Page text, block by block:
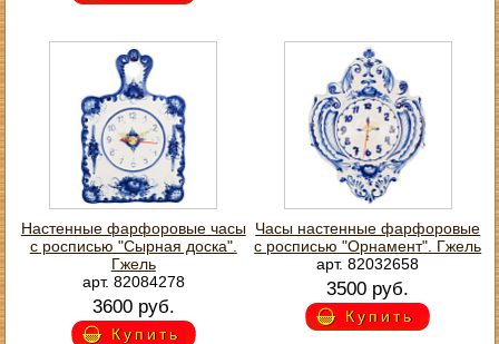
Настенные фарфоровые часы
с росписью "Сырная доска".
Гжель
арт. 82084278
3600 руб.
Купить
Часы настенные фарфоровые
с росписью "Орнамент". Гжель
арт. 82032658
3500 руб.
Купить